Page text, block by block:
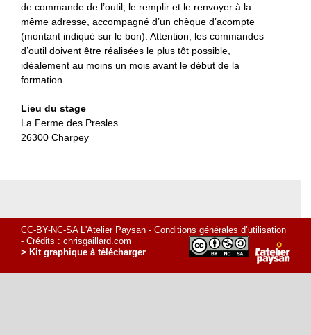
de commande de l’outil, le remplir et le renvoyer à la
même adresse, accompagné d’un chèque d’acompte
(montant indiqué sur le bon). Attention, les commandes
d’outil doivent être réalisées le plus tôt possible,
idéalement au moins un mois avant le début de la
formation.
Lieu du stage
La Ferme des Presles
26300 Charpey
CC-BY-NC-SA L'Atelier Paysan - Conditions générales d’utilisation
- Crédits : chrisgaillard.com
> Kit graphique à télécharger